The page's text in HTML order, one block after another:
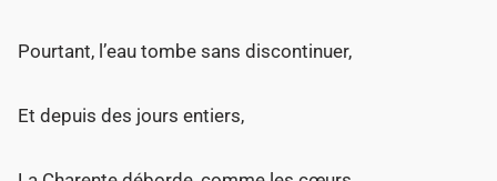
Pourtant, l’eau tombe sans discontinuer,
Et depuis des jours entiers,